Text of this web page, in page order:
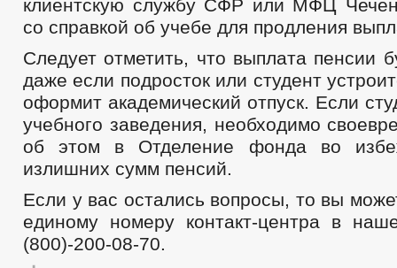
клиентскую службу СФР или МФЦ
со справкой об учебе для продления
Следует отметить, что выплата пенсии
даже если подросток или студент
оформит академический отпуск. Если
учебного заведения, необходимо
об этом в Отделение фонда во
излишних сумм пенсий.
Если у вас остались вопросы, то вы
единому номеру контакт-центра в
(800)-200-08-70.